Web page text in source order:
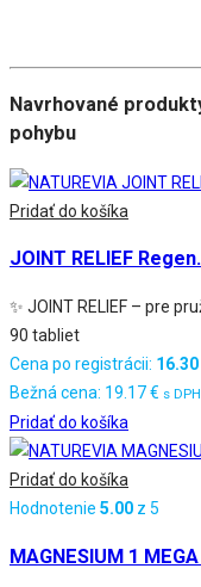
Navrhované
pohybu
Pridať do košíka
JOINT RELIEF
✨ JOINT RELIEF – pre
90 tabliet
Cena po registrácii: 16.30
Bežná cena: 19.17€ s DPH
Pridať do košíka
Pridať do košíka
Hodnotenie 5.00 z 5
MAGNESIUM 1